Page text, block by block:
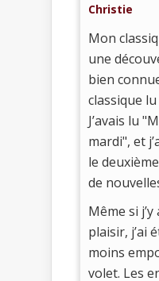
Christie
Mon
une
bien
classique
J’avais lu
mardi", et
le
de
Même si
plaisir, j’ai
moins
volet. Les